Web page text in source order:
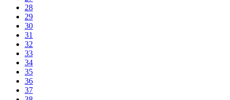
28
29
30
31
32
33
34
35
36
37